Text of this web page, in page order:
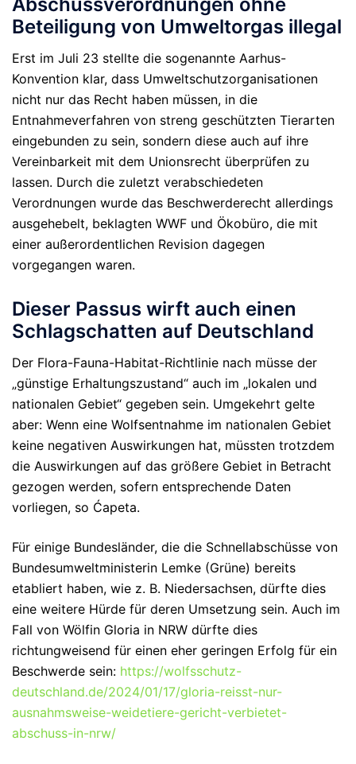
Beteiligung von Umweltorgas illegal
Erst im Juli 23 stellte die sogenannte Aarhus-
Konvention klar, dass Umweltschutzorganisationen
nicht nur das Recht haben müssen, in die
Entnahmeverfahren von streng geschützten Tierarten
eingebunden zu sein, sondern diese auch auf ihre
Vereinbarkeit mit dem Unionsrecht überprüfen zu
lassen. Durch die zuletzt verabschiedeten
Verordnungen wurde das Beschwerderecht allerdings
ausgehebelt, beklagten WWF und Ökobüro, die mit
einer außerordentlichen Revision dagegen
vorgegangen waren.
Dieser Passus wirft auch einen
Schlagschatten auf Deutschland
Der Flora-Fauna-Habitat-Richtlinie nach müsse der
„günstige Erhaltungszustand“ auch im „lokalen und
nationalen Gebiet“ gegeben sein. Umgekehrt gelte
aber: Wenn eine Wolfsentnahme im nationalen Gebiet
keine negativen Auswirkungen hat, müssten trotzdem
die Auswirkungen auf das größere Gebiet in Betracht
gezogen werden, sofern entsprechende Daten
vorliegen, so Ćapeta.
Für einige Bundesländer, die die Schnellabschüsse von
Bundesumweltministerin Lemke (Grüne) bereits
etabliert haben, wie z. B. Niedersachsen, dürfte dies
eine weitere Hürde für deren Umsetzung sein. Auch im
Fall von Wölfin Gloria in NRW dürfte dies
richtungweisend für einen eher geringen Erfolg für ein
Beschwerde sein: https://wolfsschutz-
deutschland.de/2024/01/17/gloria-reisst-nur-
ausnahmsweise-weidetiere-gericht-verbietet-
abschuss-in-nrw/